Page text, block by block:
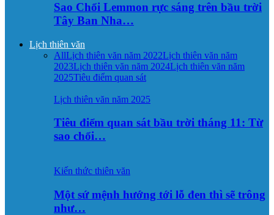
Sao Chổi Lemmon rực sáng trên bầu trời
Tây Ban Nha…
Lịch thiên văn
AllLịch thiên văn năm 2022Lịch thiên văn năm
2023Lịch thiên văn năm 2024Lịch thiên văn năm
2025Tiêu điểm quan sát
Lịch thiên văn năm 2025
Tiêu điểm quan sát bầu trời tháng 11: Từ
sao chổi…
Kiến thức thiên văn
Một sứ mệnh hướng tới lỗ đen thì sẽ trông
như…